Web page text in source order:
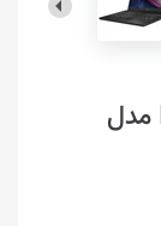
لپ تاپ گیمینگ 17.3 اینچ MSI مدل